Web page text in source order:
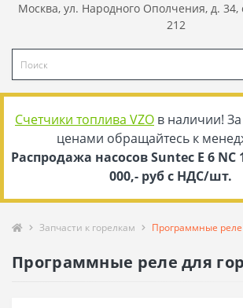
Москва, ул. Народного Ополчения, д. 34,
212
Счетчики топлива VZO в наличии!
ценами обращайтесь к
Распродажа насосов Suntec E 6 NC
000,- руб с НДС/шт.
Запчасти к горелкам Программные реле
Программные реле для